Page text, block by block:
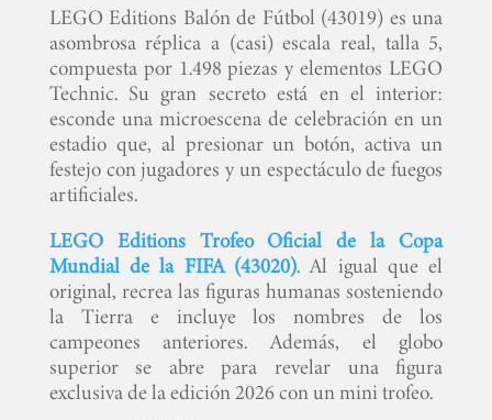
LEGO Editions Balón de Fútbol (43019) es una
asombrosa réplica a (casi) escala real, talla 5,
compuesta por 1.498 piezas y elementos LEGO
Technic. Su gran secreto está en el interior:
esconde una microescena de celebración en un
estadio que, al presionar un botón, activa un
festejo con jugadores y un espectáculo de fuegos
artificiales.
LEGO Editions Trofeo Oficial de la Copa
Mundial de la FIFA (43020). Al igual que el
original, recrea las figuras humanas sosteniendo
la Tierra e incluye los nombres de los
campeones anteriores. Además, el globo
superior se abre para revelar una figura
exclusiva de la edición 2026 con un mini trofeo.